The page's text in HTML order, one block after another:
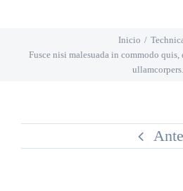
contenido
Inicio
Fusce nisi malesuada in commodo
ullamcorpers.